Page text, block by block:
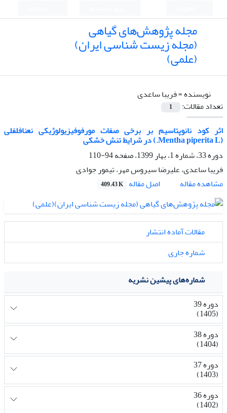
مجله پژوهش‌های گیاهی
(مجله زیست شناسی ایران)
(علمی)
نویسنده =فریبا ساعدی
تعداد مقالات:
1
اثر کود نانوپتاسیم بر برخی صفات مورفوفیزیولوژیکی نعنافلفلی
(Mentha piperita L.) در شرایط تنش خشکی
دوره 33، شماره 1، بهار 1399، صفحه
94-110
فریبا ساعدی، علیرضا سیروس مهر، تیمور جوادی
مشاهده مقاله
اصل مقاله 409.43 K
مقالات آماده انتشار
شماره جاری
شماره‌های پیشین نشریه
دوره 39
(1405)
دوره 38
(1404)
دوره 37
(1403)
دوره 36
(1402)